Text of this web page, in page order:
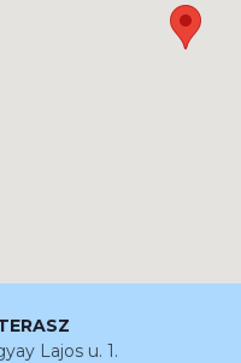
Lajos u. 1.